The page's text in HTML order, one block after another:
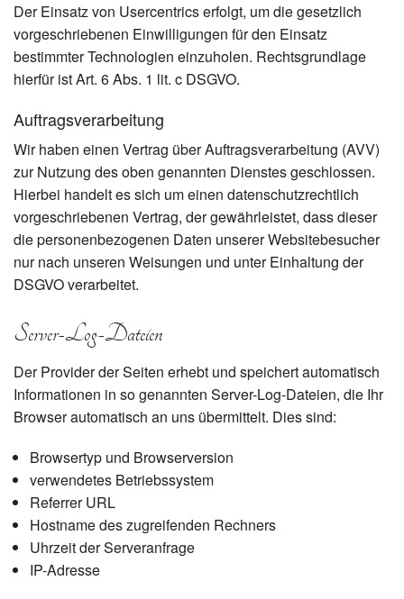
Der Einsatz von Usercentrics erfolgt, um die gesetzlich
vorgeschriebenen Einwilligungen für den Einsatz
bestimmter Technologien einzuholen. Rechtsgrundlage
hierfür ist Art. 6 Abs. 1 lit. c DSGVO.
Auftragsverarbeitung
Wir haben einen Vertrag über Auftragsverarbeitung (AVV)
zur Nutzung des oben genannten Dienstes geschlossen.
Hierbei handelt es sich um einen datenschutzrechtlich
vorgeschriebenen Vertrag, der gewährleistet, dass dieser
die personenbezogenen Daten unserer Websitebesucher
nur nach unseren Weisungen und unter Einhaltung der
DSGVO verarbeitet.
Server-Log-Dateien
Der Provider der Seiten erhebt und speichert automatisch
Informationen in so genannten Server-Log-Dateien, die Ihr
Browser automatisch an uns übermittelt. Dies sind:
Browsertyp und Browserversion
verwendetes Betriebssystem
Referrer URL
Hostname des zugreifenden Rechners
Uhrzeit der Serveranfrage
IP-Adresse